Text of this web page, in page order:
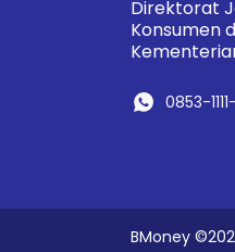
Direktorat
Konsumen
0853-
BMoney